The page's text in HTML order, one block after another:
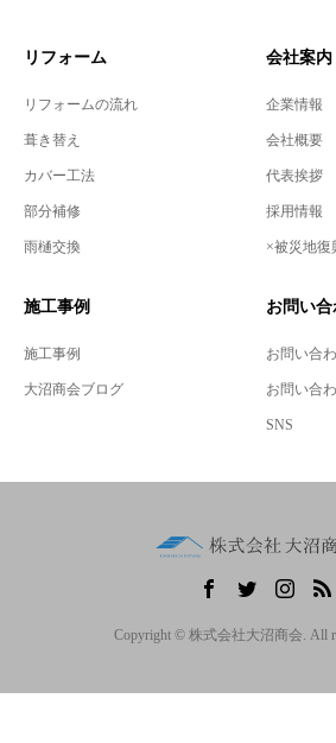
リフォーム
リフォームの流れ
葺き替え
カバー工法
部分補修
雨樋交換
会社案内
企業情報
会社概要
代表挨拶
採用情報
×被災地復
施工事例
施工事例
大沼商会ブログ
お問い
お問い合
お問い合
SNS
Copyright © 株式会社大沼商会. All